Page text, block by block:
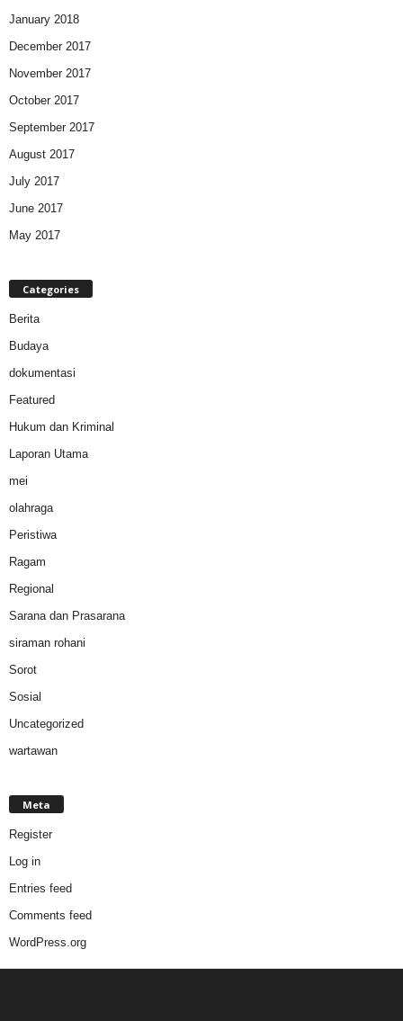
January 2018
December 2017
November 2017
October 2017
September 2017
August 2017
July 2017
June 2017
May 2017
Categories
Berita
Budaya
dokumentasi
Featured
Hukum dan Kriminal
Laporan Utama
mei
olahraga
Peristiwa
Ragam
Regional
Sarana dan Prasarana
siraman rohani
Sorot
Sosial
Uncategorized
wartawan
Meta
Register
Log in
Entries feed
Comments feed
WordPress.org